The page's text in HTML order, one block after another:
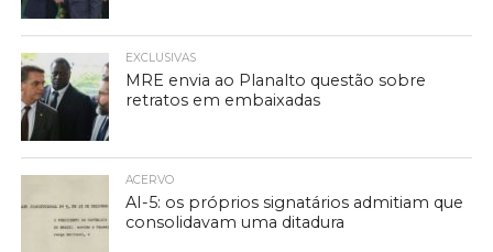
EXCLUSIVAS
MRE envia ao Planalto questão sobre
retratos em embaixadas
ACERVO
AI-5: os próprios signatários admitiam que
consolidavam uma ditadura